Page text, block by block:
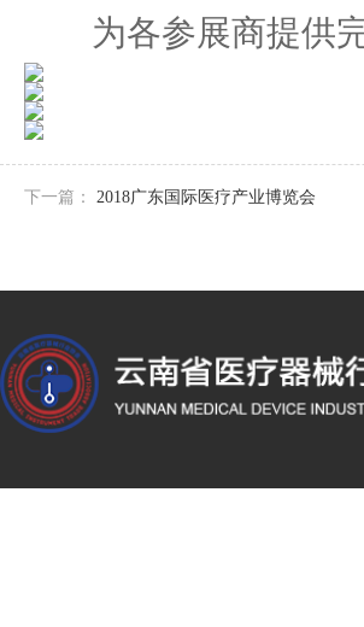
为各参展商提供完
下一篇： 2018广东国际医疗产业博览会